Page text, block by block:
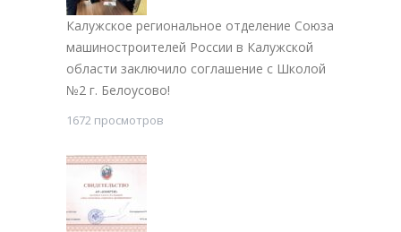
Калужское региональное отделение Союза
машиностроителей России в Калужской
области заключило соглашение с Школой
№2 г. Белоусово!
1672 просмотров